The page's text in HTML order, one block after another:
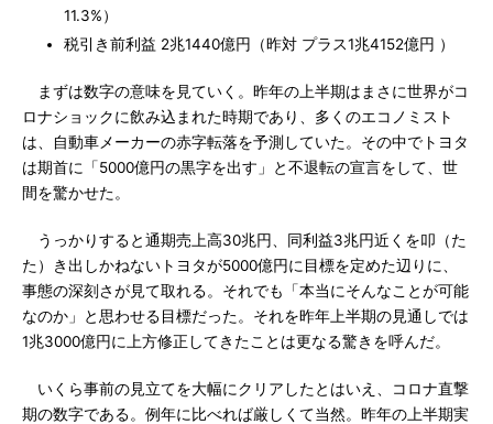
11.3%）
税引き前利益 2兆1440億円（昨対 プラス1兆4152億円 ）
まずは数字の意味を見ていく。昨年の上半期はまさに世界がコ
ロナショックに飲み込まれた時期であり、多くのエコノミスト
は、自動車メーカーの赤字転落を予測していた。その中でトヨタ
は期首に「5000億円の黒字を出す」と不退転の宣言をして、世
間を驚かせた。
うっかりすると通期売上高30兆円、同利益3兆円近くを叩（た
た）き出しかねないトヨタが5000億円に目標を定めた辺りに、
事態の深刻さが見て取れる。それでも「本当にそんなことが可能
なのか」と思わせる目標だった。それを昨年上半期の見通しでは
1兆3000億円に上方修正してきたことは更なる驚きを呼んだ。
いくら事前の見立てを大幅にクリアしたとはいえ、コロナ直撃
期の数字である。例年に比べれば厳しくて当然。昨年の上半期実